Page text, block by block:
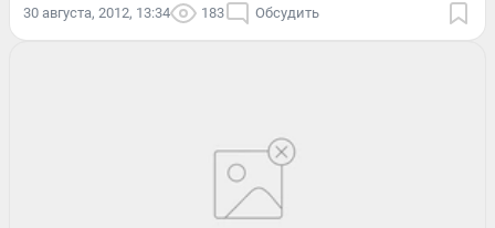
30 августа, 2012, 13:34 183 Обсудить